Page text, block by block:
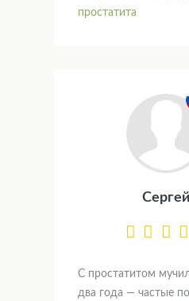
простатита
Сергей
С простатитом
два года — частые